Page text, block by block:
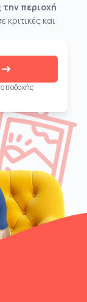
περιοχή
και
αποδοχής